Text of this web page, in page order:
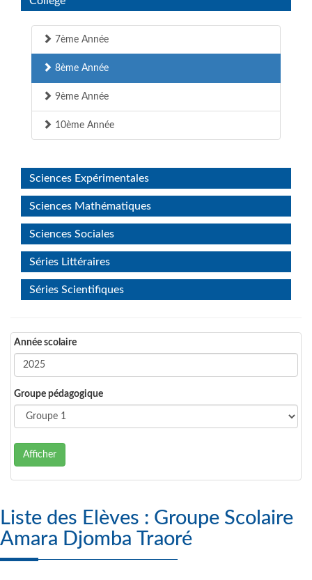
7ème Année
8ème Année
9ème Année
10ème Année
Sciences Expérimentales
Sciences Mathématiques
Sciences Sociales
Séries Littéraires
Séries Scientifiques
Année scolaire
Groupe pédagogique
Afficher
Liste des Elèves : Groupe Scolaire
Amara Djomba Traoré